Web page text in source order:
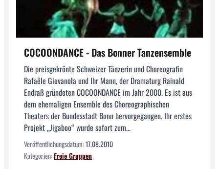
COCOONDANCE - Das Bonner Tanzensemble
Die preisgekrönte Schweizer Tänzerin und Choreografin
Rafaële Giovanola und Ihr Mann, der Dramaturg Rainald
Endraß gründeten COCOONDANCE im Jahr 2000. Es ist aus
dem ehemaligen Ensemble des Choreographischen
Theaters der Bundesstadt Bonn hervorgegangen. Ihr erstes
Projekt „Jigaboo“ wurde sofort zum...
Veröffentlichungsdatum:17.08.2010
Kategorien:Freie Gruppen